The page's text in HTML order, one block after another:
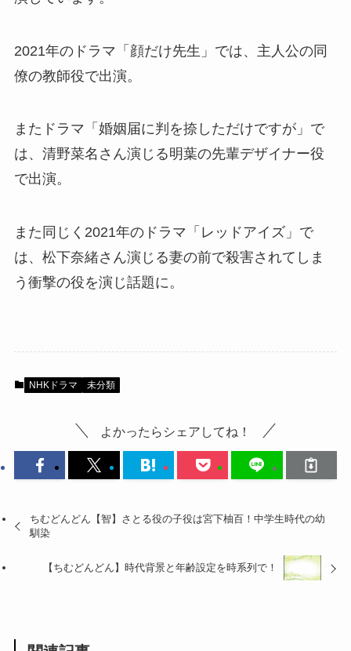
2021年のドラマ「顔だけ先生」では、主人公の同
僚の教師役で出演。
またドラマ「婚姻届に判を捺しただけですが」で
は、清野菜名さん演じる明葉の先輩デザイナー役
で出演。
また同じく2021年のドラマ「レッドアイズ」で
は、松下奈緒さん演じる妻の前で殺害されてしま
う衝撃の役を演じ話題に。
NHKドラマ 未分類
よかったらシェアしてね！
ちむどんどん【智】さとる役の子役は宮下柚百！中学生時代の幼
馴染
【ちむどんどん】時代背景と年齢設定を時系列で！